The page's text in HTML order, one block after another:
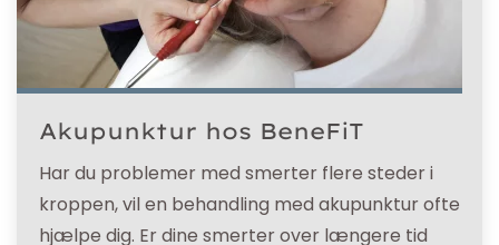
Akupunktur hos BeneFiT
Har du problemer med smerter flere steder i
kroppen, vil en behandling med akupunktur ofte
hjælpe dig. Er dine smerter over længere tid